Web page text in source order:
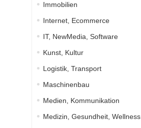
Immobilien
Internet, Ecommerce
IT, NewMedia, Software
Kunst, Kultur
Logistik, Transport
Maschinenbau
Medien, Kommunikation
Medizin, Gesundheit, Wellness